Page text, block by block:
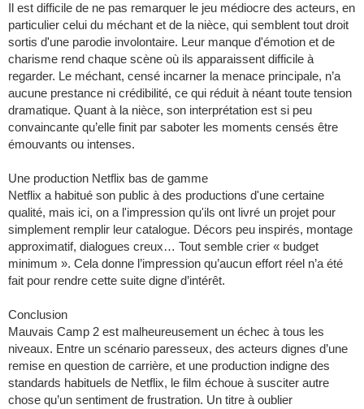
Il est difficile de ne pas remarquer le jeu médiocre des acteurs, en
particulier celui du méchant et de la nièce, qui semblent tout droit
sortis d'une parodie involontaire. Leur manque d'émotion et de
charisme rend chaque scène où ils apparaissent difficile à
regarder. Le méchant, censé incarner la menace principale, n’a
aucune prestance ni crédibilité, ce qui réduit à néant toute tension
dramatique. Quant à la nièce, son interprétation est si peu
convaincante qu’elle finit par saboter les moments censés être
émouvants ou intenses.
Une production Netflix bas de gamme
Netflix a habitué son public à des productions d'une certaine
qualité, mais ici, on a l'impression qu'ils ont livré un projet pour
simplement remplir leur catalogue. Décors peu inspirés, montage
approximatif, dialogues creux… Tout semble crier « budget
minimum ». Cela donne l’impression qu’aucun effort réel n’a été
fait pour rendre cette suite digne d’intérêt.
Conclusion
Mauvais Camp 2 est malheureusement un échec à tous les
niveaux. Entre un scénario paresseux, des acteurs dignes d’une
remise en question de carrière, et une production indigne des
standards habituels de Netflix, le film échoue à susciter autre
chose qu’un sentiment de frustration. Un titre à oublier